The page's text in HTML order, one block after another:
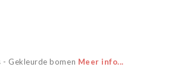
Gekleurde bomen Meer info...